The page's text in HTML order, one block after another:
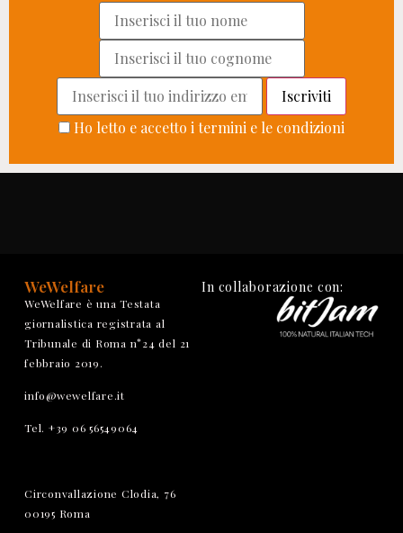
Ho letto e accetto i termini e le condizioni
WeWelfare
WeWelfare è una Testata
giornalistica registrata al
Tribunale di Roma n°24 del 21
febbraio 2019.
info@wewelfare.it
Tel. +39 06 56549064
Circonvallazione Clodia, 76
00195 Roma
In collaborazione con: